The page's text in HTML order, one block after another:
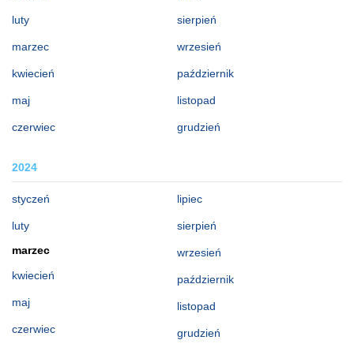
luty
marzec
kwiecień
maj
czerwiec
sierpień
wrzesień
październik
listopad
grudzień
2024
styczeń
luty
marzec
kwiecień
maj
czerwiec
lipiec
sierpień
wrzesień
październik
listopad
grudzień